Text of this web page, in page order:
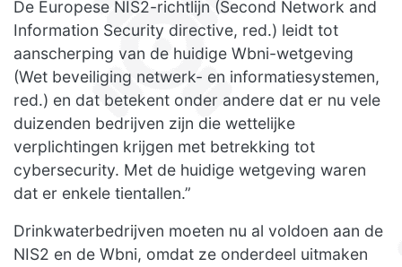
De Europese NIS2-richtlijn (Second Network and
Information Security directive, red.) leidt tot
aanscherping van de huidige Wbni-wetgeving
(Wet beveiliging netwerk- en informatiesystemen,
red.) en dat betekent onder andere dat er nu vele
duizenden bedrijven zijn die wettelijke
verplichtingen krijgen met betrekking tot
cybersecurity. Met de huidige wetgeving waren
dat er enkele tientallen.”
Drinkwaterbedrijven moeten nu al voldoen aan de
NIS2 en de Wbni, omdat ze onderdeel uitmaken